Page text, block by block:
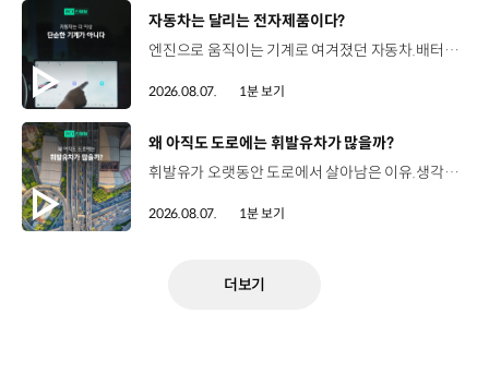
[동영상]
자동차는 달리는 전자제품이다?
엔진으로 움직이는 기계로 여겨졌던 자동차.배터리와 소프트웨어를 통해 어떻게 바뀌고 있을까요? 현대진행형 팟캐스트 EP.21에서 확인하세요.📻 #현대자동차그룹 #현대진행형 #모빌리티팟캐스트 #SDV #전기차 #연료 #미래모빌리티 #모빌리티
2026.08.07. 1분 보기
[동영상]
왜 아직도 도로에는 휘발유차가 많을까?
휘발유가 오랫동안 도로에서 살아남은 이유.생각보다 강력한 장점이 있었습니다. 현대진행형 팟캐스트 EP.21에서 확인하세요.📻 #현대자동차그룹 #현대진행형 #모빌리티팟캐스트 #휘발유 #내연기관 #연료 #미래모빌리티 #모빌리티
2026.08.07. 1분 보기
더보기